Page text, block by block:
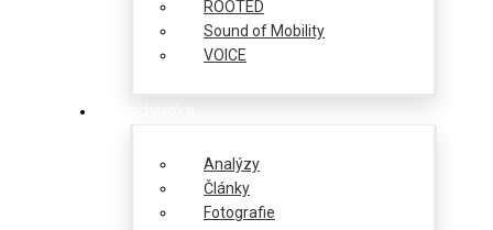
ROOTED
Sound of Mobility
VOICE
Analýzy
Články
Fotografie